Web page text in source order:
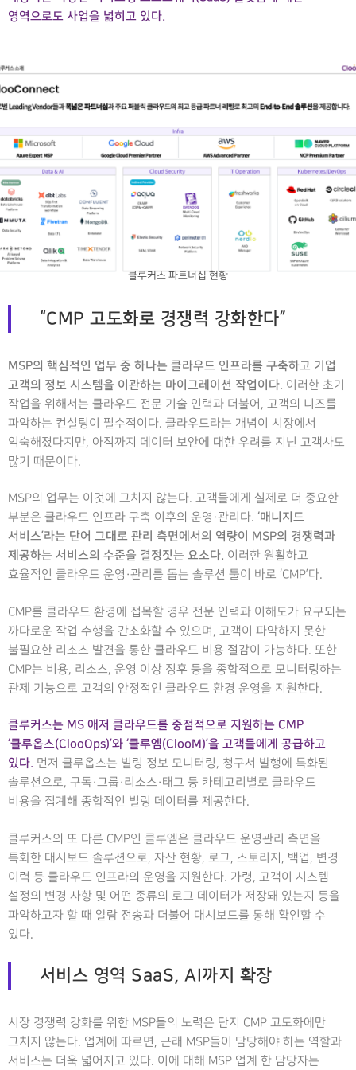
영역으로도 사업을 넓히고 있다.
클루커스 파트너십 현황
“CMP 고도화로 경쟁력 강화한다”
MSP의 핵심적인 업무 중 하나는 클라우드 인프라를 구축하고 기업
고객의 정보 시스템을 이관하는 마이그레이션 작업이다. 이러한 초기
작업을 위해서는 클라우드 전문 기술 인력과 더불어, 고객의 니즈를
파악하는 컨설팅이 필수적이다. 클라우드라는 개념이 시장에서
익숙해졌다지만, 아직까지 데이터 보안에 대한 우려를 지닌 고객사도
많기 때문이다.
MSP의 업무는 이것에 그치지 않는다. 고객들에게 실제로 더 중요한
부분은 클라우드 인프라 구축 이후의 운영·관리다. ‘매니지드
서비스’라는 단어 그대로 관리 측면에서의 역량이 MSP의 경쟁력과
제공하는 서비스의 수준을 결정짓는 요소다. 이러한 원활하고
효율적인 클라우드 운영·관리를 돕는 솔루션 툴이 바로 ‘CMP’다.
CMP를 클라우드 환경에 접목할 경우 전문 인력과 이해도가 요구되는
까다로운 작업 수행을 간소화할 수 있으며, 고객이 파악하지 못한
불필요한 리소스 발견을 통한 클라우드 비용 절감이 가능하다. 또한
CMP는 비용, 리소스, 운영 이상 징후 등을 종합적으로 모니터링하는
관제 기능으로 고객의 안정적인 클라우드 환경 운영을 지원한다.
클루커스는 MS 애저 클라우드를 중점적으로 지원하는 CMP
‘클루옵스(ClooOps)’와 ‘클루엠(ClooM)’을 고객들에게 공급하고
있다. 먼저 클루옵스는 빌링 정보 모니터링, 청구서 발행에 특화된
솔루션으로, 구독·그룹·리소스·태그 등 카테고리별로 클라우드
비용을 집계해 종합적인 빌링 데이터를 제공한다.
클루커스의 또 다른 CMP인 클루엠은 클라우드 운영관리 측면을
특화한 대시보드 솔루션으로, 자산 현황, 로그, 스토리지, 백업, 변경
이력 등 클라우드 인프라의 운영을 지원한다. 가령, 고객이 시스템
설정의 변경 사항 및 어떤 종류의 로그 데이터가 저장돼 있는지 등을
파악하고자 할 때 알람 전송과 더불어 대시보드를 통해 확인할 수
있다.
서비스 영역 SaaS, AI까지 확장
시장 경쟁력 강화를 위한 MSP들의 노력은 단지 CMP 고도화에만
그치지 않는다. 업계에 따르면, 근래 MSP들이 담당해야 하는 역할과
서비스는 더욱 넓어지고 있다. 이에 대해 MSP 업계 한 담당자는